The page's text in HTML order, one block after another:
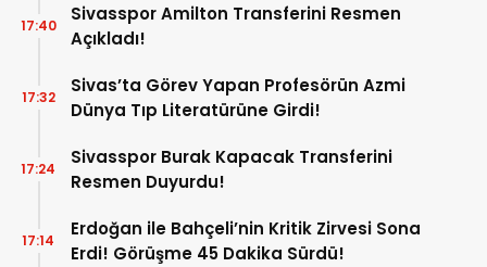
Sivasspor Amilton Transferini Resmen
Açıkladı!
17:40
Sivas’ta Görev Yapan Profesörün Azmi
Dünya Tıp Literatürüne Girdi!
17:32
Sivasspor Burak Kapacak Transferini
Resmen Duyurdu!
17:24
Erdoğan ile Bahçeli’nin Kritik Zirvesi Sona
Erdi! Görüşme 45 Dakika Sürdü!
17:14